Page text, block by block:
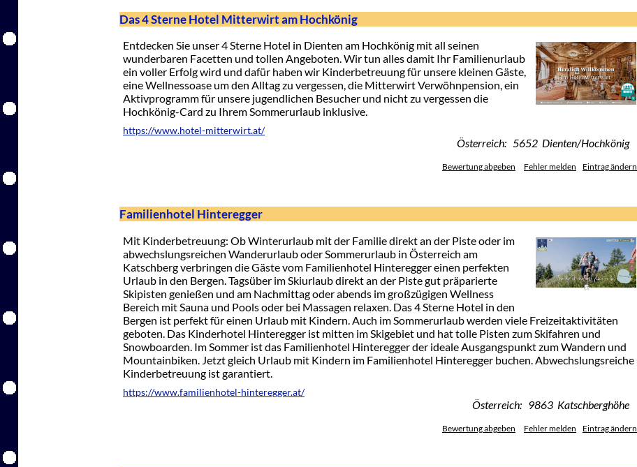
Das 4 Sterne Hotel Mitterwirt am Hochkönig
Entdecken Sie unser 4 Sterne Hotel in Dienten am Hochkönig mit all seinen
wunderbaren Facetten und tollen Angeboten. Wir tun alles damit Ihr Familienurlaub
ein voller Erfolg wird und dafür haben wir Kinderbetreuung für unsere kleinen Gäste,
eine Wellnessoase um den Alltag zu vergessen, die Mitterwirt Verwöhnpension, ein
Aktivprogramm für unsere jugendlichen Besucher und nicht zu vergessen die
Hochkönig-Card zu Ihrem Sommerurlaub inklusive.
https://www.hotel-mitterwirt.at/
Österreich: 5652 Dienten/Hochkönig
Bewertung abgeben Fehler melden Eintrag ändern
Familienhotel Hinteregger
Mit Kinderbetreuung: Ob Winterurlaub mit der Familie direkt an der Piste oder im
abwechslungsreichen Wanderurlaub oder Sommerurlaub in Österreich am
Katschberg verbringen die Gäste vom Familienhotel Hinteregger einen perfekten
Urlaub in den Bergen. Tagsüber im Skiurlaub direkt an der Piste gut präparierte
Skipisten genießen und am Nachmittag oder abends im großzügigen Wellness
Bereich mit Sauna und Pools oder bei Massagen relaxen. Das 4 Sterne Hotel in den
Bergen ist perfekt für einen Urlaub mit Kindern. Auch im Sommerurlaub werden viele Freizeitaktivitäten
geboten. Das Kinderhotel Hinteregger ist mitten im Skigebiet und hat tolle Pisten zum Skifahren und
Snowboarden. Im Sommer ist das Familienhotel Hinteregger der ideale Ausgangspunkt zum Wandern und
Mountainbiken. Jetzt gleich Urlaub mit Kindern im Familienhotel Hinteregger buchen. Abwechslungsreiche
Kinderbetreuung ist garantiert.
https://www.familienhotel-hinteregger.at/
Österreich: 9863 Katschberghöhe
Bewertung abgeben Fehler melden Eintrag ändern